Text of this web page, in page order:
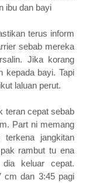
ibu dan bayi
terus inform
sebab mereka
Jika korang
kepada bayi. Tapi
laluan perut.
teran cepat sebab
Part ni memang
jangkitan
rambut tu ena
keluar cepat.
cm dan 3:45 pagi